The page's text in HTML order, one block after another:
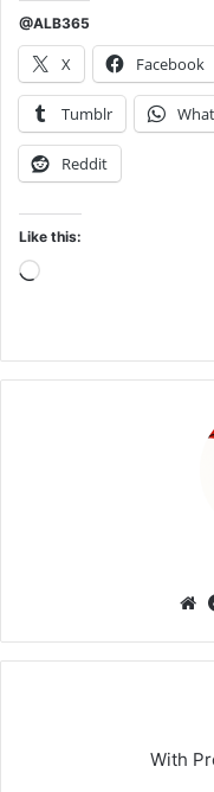
@ALB365
X Facebook
Tumblr
Reddit
Like this:
Loading…
With